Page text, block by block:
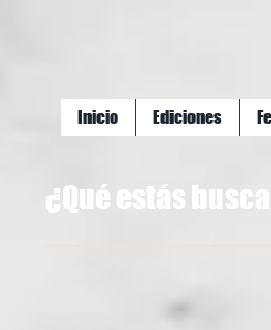
Inicio Ediciones